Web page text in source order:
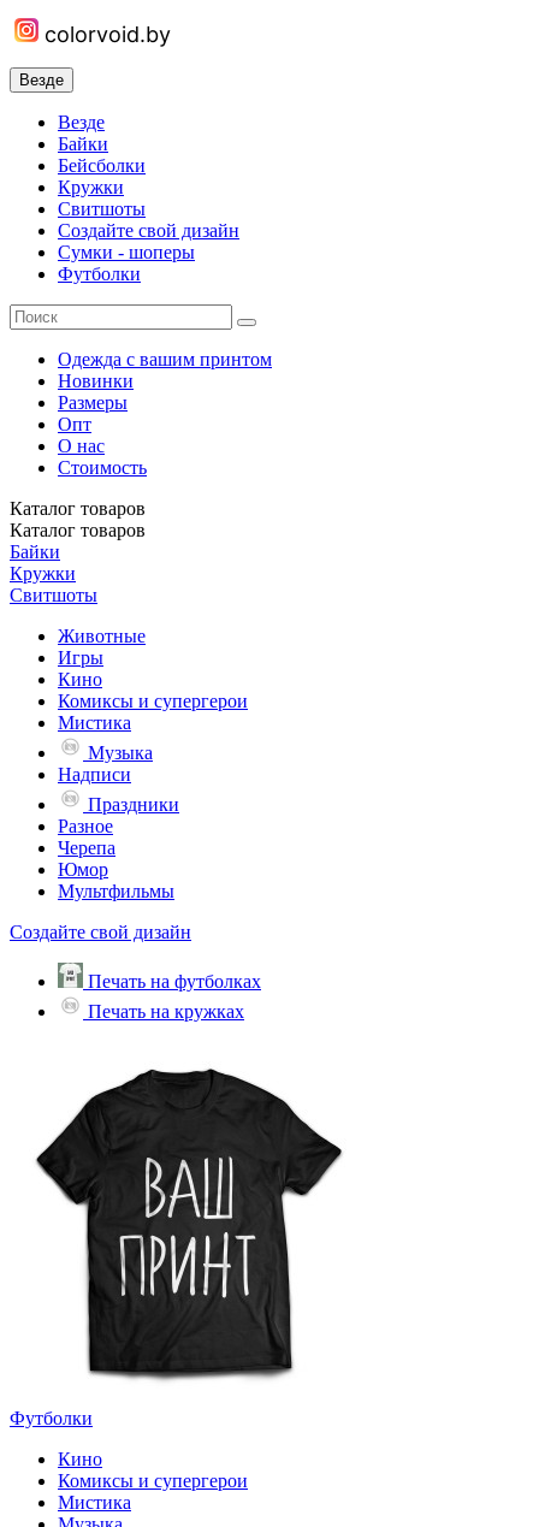
colorvoid.by
Везде
Везде
Байки
Бейсболки
Кружки
Свитшоты
Создайте свой дизайн
Сумки - шоперы
Футболки
Одежда с вашим принтом
Новинки
Размеры
Опт
О нас
Стоимость
Каталог товаров
Каталог товаров
Байки
Кружки
Свитшоты
Животные
Игры
Кино
Комиксы и супергерои
Мистика
Музыка
Надписи
Праздники
Разное
Черепа
Юмор
Мультфильмы
Создайте свой дизайн
Печать на футболках
Печать на кружках
Футболки
Кино
Комиксы и супергерои
Мистика